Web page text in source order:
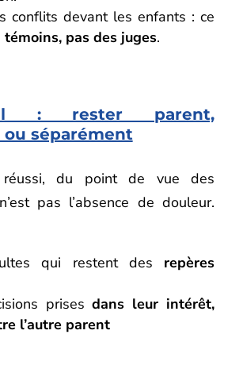
conflits devant les enfants : ce
témoins, pas des juges.
: rester parent,
séparément
réussi, du point de vue des
pas l’absence de douleur.
qui restent des repères
prisesdans leur intérêt,
l’autre parent